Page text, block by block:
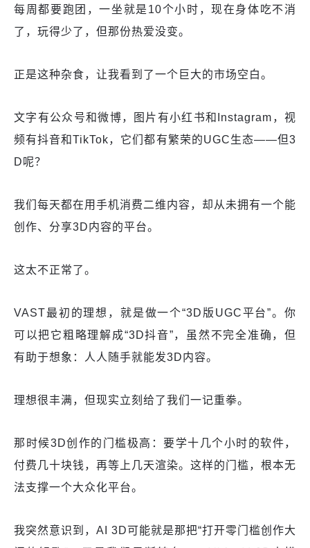
每周都要跑团，一坐就是10个小时，现在身体吃不消
了，玩得少了，但那份热爱没变。
正是这种杂食，让我看到了一个巨大的市场空白。
文字有公众号和微博，图片有小红书和Instagram，视
频有抖音和TikTok，它们都有繁荣的UGC生态——但3
D呢？
我们每天都在用手机消费二维内容，却从未拥有一个能
创作、分享3D内容的平台。
这太不正常了。
VAST最初的理想，就是做一个“3D版UGC平台”。你
可以把它粗略理解成“3D抖音”，虽然不完全准确，但
有助于想象：人人随手就能发3D内容。
理想很丰满，但现实立刻给了我们一记重拳。
那时候3D创作的门槛极高：要学十几个小时的软件，
付费几十块钱，再等上几天渲染。这样的门槛，根本无
法支撑一个大众化平台。
我突然意识到，AI 3D可能就是那把“打开零门槛创作大